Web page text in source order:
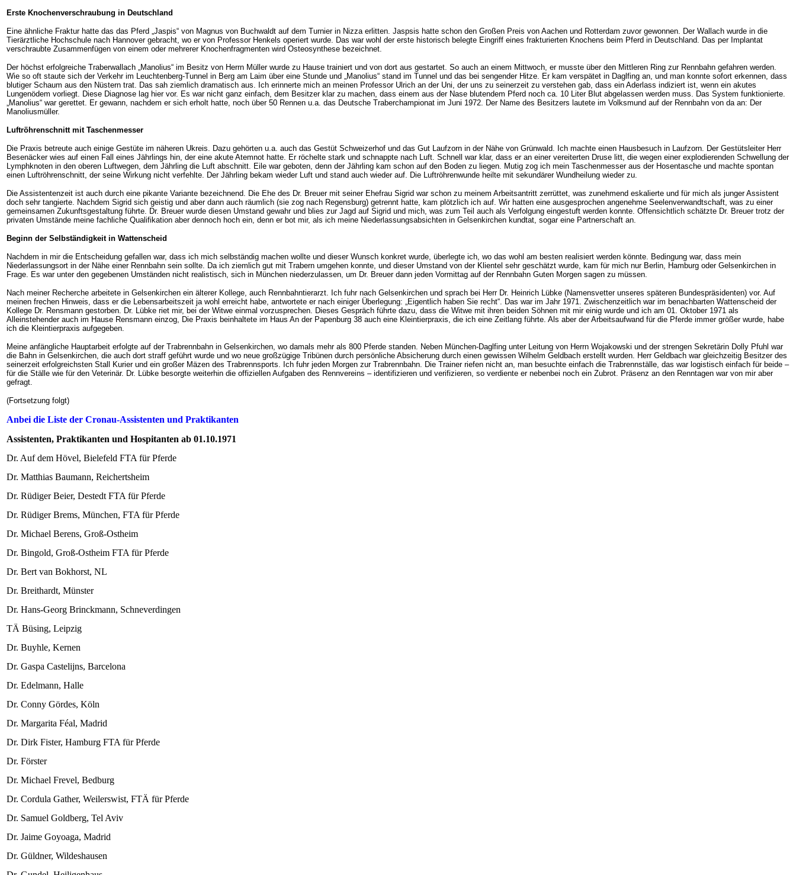
Erste Knochenverschraubung in Deutschland
Eine ähnliche Fraktur hatte das das Pferd „Jaspis“ von Magnus von Buchwaldt auf dem Turnier in Nizza erlitten. Jaspsis hatte schon den Großen Preis von Aachen und Rotterdam zuvor gewonnen. Der Wallach wurde in die
Tierärztliche Hochschule nach Hannover gebracht, wo er von Professor Henkels operiert wurde. Das war wohl der erste historisch belegte Eingriff eines frakturierten Knochens beim Pferd in Deutschland. Das per Implantat
verschraubte Zusammenfügen von einem oder mehrerer Knochenfragmenten wird Osteosynthese bezeichnet.
Der höchst erfolgreiche Traberwallach „Manolius“ im Besitz von Herrn Müller wurde zu Hause trainiert und von dort aus gestartet. So auch an einem Mittwoch, er musste über den Mittleren Ring zur Rennbahn gefahren werden.
Wie so oft staute sich der Verkehr im Leuchtenberg-Tunnel in Berg am Laim über eine Stunde und „Manolius“ stand im Tunnel und das bei sengender Hitze. Er kam verspätet in Daglfing an, und man konnte sofort erkennen, dass
blutiger Schaum aus den Nüstern trat. Das sah ziemlich dramatisch aus. Ich erinnerte mich an meinen Professor Ulrich an der Uni, der uns zu seinerzeit zu verstehen gab, dass ein Aderlass indiziert ist, wenn ein akutes
Lungenödem vorliegt. Diese Diagnose lag hier vor. Es war nicht ganz einfach, dem Besitzer klar zu machen, dass einem aus der Nase blutendem Pferd noch ca. 10 Liter Blut abgelassen werden muss. Das System funktionierte.
„Manolius“ war gerettet. Er gewann, nachdem er sich erholt hatte, noch über 50 Rennen u.a. das Deutsche Traberchampionat im Juni 1972. Der Name des Besitzers lautete im Volksmund auf der Rennbahn von da an: Der
Manoliusmüller.
Luftröhrenschnitt mit Taschenmesser
Die Praxis betreute auch einige Gestüte im näheren Ukreis. Dazu gehörten u.a. auch das Gestüt Schweizerhof und das Gut Laufzorn in der Nähe von Grünwald. Ich machte einen Hausbesuch in Laufzorn. Der Gestütsleiter Herr
Besenäcker wies auf einen Fall eines Jährlings hin, der eine akute Atemnot hatte. Er röchelte stark und schnappte nach Luft. Schnell war klar, dass er an einer vereiterten Druse litt, die wegen einer explodierenden Schwellung der
Lymphknoten in den oberen Luftwegen, dem Jährling die Luft abschnitt. Eile war geboten, denn der Jährling kam schon auf den Boden zu liegen. Mutig zog ich mein Taschenmesser aus der Hosentasche und machte spontan
einen Luftröhrenschnitt, der seine Wirkung nicht verfehlte. Der Jährling bekam wieder Luft und stand auch wieder auf. Die Luftröhrenwunde heilte mit sekundärer Wundheilung wieder zu.
Die Assistentenzeit ist auch durch eine pikante Variante bezeichnend. Die Ehe des Dr. Breuer mit seiner Ehefrau Sigrid war schon zu meinem Arbeitsantritt zerrüttet, was zunehmend eskalierte und für mich als junger Assistent
doch sehr tangierte. Nachdem Sigrid sich geistig und aber dann auch räumlich (sie zog nach Regensburg) getrennt hatte, kam plötzlich ich auf. Wir hatten eine ausgesprochen angenehme Seelenverwandtschaft, was zu einer
gemeinsamen Zukunftsgestaltung führte. Dr. Breuer wurde diesen Umstand gewahr und blies zur Jagd auf Sigrid und mich, was zum Teil auch als Verfolgung eingestuft werden konnte. Offensichtlich schätzte Dr. Breuer trotz der
privaten Umstände meine fachliche Qualifikation aber dennoch hoch ein, denn er bot mir, als ich meine Niederlassungsabsichten in Gelsenkirchen kundtat, sogar eine Partnerschaft an.
Beginn der Selbständigkeit in Wattenscheid
Nachdem in mir die Entscheidung gefallen war, dass ich mich selbständig machen wollte und dieser Wunsch konkret wurde, überlegte ich, wo das wohl am besten realisiert werden könnte. Bedingung war, dass mein
Niederlassungsort in der Nähe einer Rennbahn sein sollte. Da ich ziemlich gut mit Trabern umgehen konnte, und dieser Umstand von der Klientel sehr geschätzt wurde, kam für mich nur Berlin, Hamburg oder Gelsenkirchen in
Frage. Es war unter den gegebenen Umständen nicht realistisch, sich in München niederzulassen, um Dr. Breuer dann jeden Vormittag auf der Rennbahn Guten Morgen sagen zu müssen.
Nach meiner Recherche arbeitete in Gelsenkirchen ein älterer Kollege, auch Rennbahntierarzt. Ich fuhr nach Gelsenkirchen und sprach bei Herr Dr. Heinrich Lübke (Namensvetter unseres späteren Bundespräsidenten) vor. Auf
meinen frechen Hinweis, dass er die Lebensarbeitszeit ja wohl erreicht habe, antwortete er nach einiger Überlegung: „Eigentlich haben Sie recht“. Das war im Jahr 1971. Zwischenzeitlich war im benachbarten Wattenscheid der
Kollege Dr. Rensmann gestorben. Dr. Lübke riet mir, bei der Witwe einmal vorzusprechen. Dieses Gespräch führte dazu, dass die Witwe mit ihren beiden Söhnen mit mir einig wurde und ich am 01. Oktober 1971 als
Alleinstehender auch im Hause Rensmann einzog, Die Praxis beinhaltete im Haus An der Papenburg 38 auch eine Kleintierpraxis, die ich eine Zeitlang führte. Als aber der Arbeitsaufwand für die Pferde immer größer wurde, habe
ich die Kleintierpraxis aufgegeben.
Meine anfängliche Hauptarbeit erfolgte auf der Trabrennbahn in Gelsenkirchen, wo damals mehr als 800 Pferde standen. Neben München-Daglfing unter Leitung von Herrn Wojakowski und der strengen Sekretärin Dolly Pfuhl war
die Bahn in Gelsenkirchen, die auch dort straff geführt wurde und wo neue großzügige Tribünen durch persönliche Absicherung durch einen gewissen Wilhelm Geldbach erstellt wurden. Herr Geldbach war gleichzeitig Besitzer des
seinerzeit erfolgreichsten Stall Kurier und ein großer Mäzen des Trabrennsports. Ich fuhr jeden Morgen zur Trabrennbahn. Die Trainer riefen nicht an, man besuchte einfach die Trabrennställe, das war logistisch einfach für beide –
für die Ställe wie für den Veterinär. Dr. Lübke besorgte weiterhin die offiziellen Aufgaben des Rennvereins – identifizieren und verifizieren, so verdiente er nebenbei noch ein Zubrot. Präsenz an den Renntagen war von mir aber
gefragt.
(Fortsetzung folgt)
Anbei die Liste der Cronau-Assistenten und Praktikanten
Assistenten, Praktikanten und Hospitanten ab 01.10.1971
Dr. Auf dem Hövel, Bielefeld FTA für Pferde
Dr. Matthias Baumann, Reichertsheim
Dr. Rüdiger Beier, Destedt FTA für Pferde
Dr. Rüdiger Brems, München, FTA für Pferde
Dr. Michael Berens, Groß-Ostheim
Dr. Bingold, Groß-Ostheim FTA für Pferde
Dr. Bert van Bokhorst, NL
Dr. Breithardt, Münster
Dr. Hans-Georg Brinckmann, Schneverdingen
TÄ Büsing, Leipzig
Dr. Buyhle, Kernen
Dr. Gaspa Castelijns, Barcelona
Dr. Edelmann, Halle
Dr. Conny Gördes, Köln
Dr. Margarita Féal, Madrid
Dr. Dirk Fister, Hamburg FTA für Pferde
Dr. Förster
Dr. Michael Frevel, Bedburg
Dr. Cordula Gather, Weilerswist, FTÄ für Pferde
Dr. Samuel Goldberg, Tel Aviv
Dr. Jaime Goyoaga, Madrid
Dr. Güldner, Wildeshausen